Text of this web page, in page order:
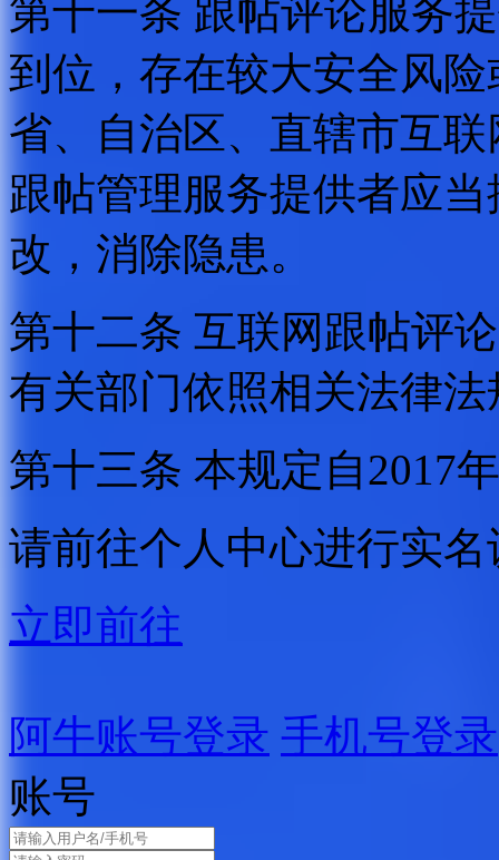
第十一条 跟帖评论服务
到位，存在较大安全风
省、自治区、直辖市互
跟帖管理服务提供者应
改，消除隐患。
第十二条 互联网跟帖评
有关部门依照相关法律
第十三条 本规定自2017
请前往个人中心进行实名
立即前往
阿牛账号登录 手机号登录
账号